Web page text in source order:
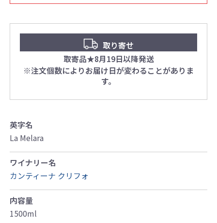
取り寄せ
取寄品★8月19日以降発送
※注文個数によりお届け日が変わることがありま
す。
英字名
La Melara
ワイナリー名
カンティーナ クリフォ
内容量
1500ml